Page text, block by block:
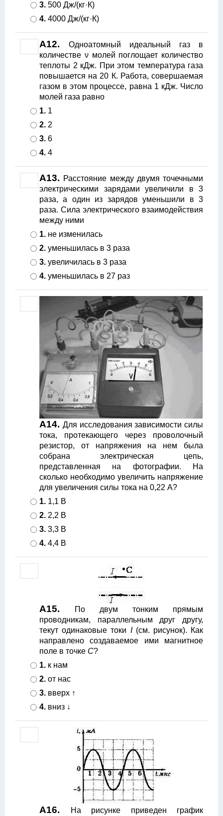
3. 500 Дж/(кг·К)
4. 4000 Дж/(кг·К)
А12.
Одноатомный идеальный газ в
количестве ν молей поглощает количество
теплоты 2 кДж. При этом температура газа
повышается на 20 К. Работа, совершаемая
газом в этом процессе, равна 1 кДж. Число
молей газа равно
1. 1
2. 2
3. 6
4. 4
А13. Расстояние между двумя точечными
электрическими зарядами увеличили в 3
раза, а один из зарядов уменьшили в 3
раза. Сила электрического взаимодействия
между ними
1. не изменилась
2. уменьшилась в 3 раза
3. увеличилась в 3 раза
4. уменьшилась в 27 раз
А14. Для исследования зависимости силы
тока, протекающего через проволочный
резистор, от напряжения на нем была
собрана электрическая цепь,
представленная на фотографии. На
сколько необходимо увеличить напряжение
для увеличения силы тока на 0,22 А?
1. 1,1 В
2. 2,2 В
3. 3,3 В
4. 4,4 В
А15.
По двум тонким прямым
проводникам, параллельным друг другу,
текут одинаковые токи I(см. рисунок). Как
направлено создаваемое ими магнитное
поле в точке C?
1. к нам
2. от нас
3. вверх ↑
4. вниз ↓
А16.
На рисунке приведен график